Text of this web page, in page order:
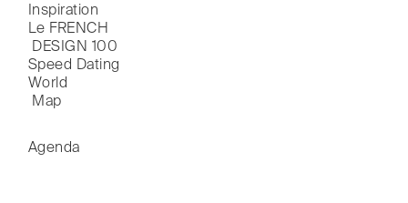
Inspiration
Le FRENCH
DESIGN 100
Speed Dating
World
Map
Agenda